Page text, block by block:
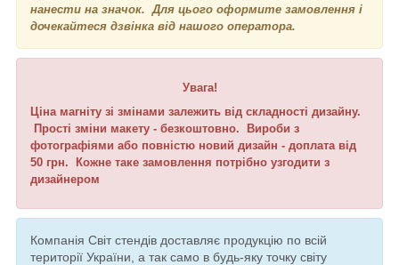
нанести на значок. Для цього оформите замовлення і
дочекайтеся дзвінка від нашого оператора.
Увага!
Ціна магніту зі змінами залежить від складності дизайну.
Прості зміни макету - безкоштовно. Вироби з
фотографіями або повністю новий дизайн - доплата від
50 грн. Кожне таке замовлення потрібно узгодити з
дизайнером
Компанія Світ стендів доставляє продукцію по всій
території України, а так само в будь-яку точку світу